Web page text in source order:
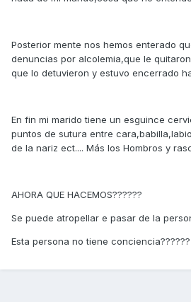
Posterior mente nos hemos enterado
denuncias por alcolemia,que le
que lo detuvieron y estuvo encerrado
En fin mi marido tiene un esguince
puntos de sutura entre
de la nariz ect.... Más los Hombros y
AHORA QUE HACEMOS??????
Se puede atropellar e pasar de la
Esta persona no tiene conciencia??????